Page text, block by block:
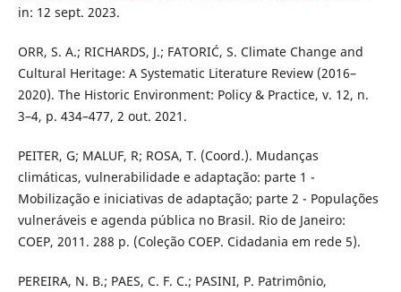
in: 12 sept. 2023.
ORR, S. A.; RICHARDS, J.; FATORIĆ, S. Climate Change and
Cultural Heritage: A Systematic Literature Review (2016–
2020). The Historic Environment: Policy & Practice, v. 12, n.
3–4, p. 434–477, 2 out. 2021.
PEITER, G; MALUF, R; ROSA, T. (Coord.). Mudanças
climáticas, vulnerabilidade e adaptação: parte 1 -
Mobilização e iniciativas de adaptação; parte 2 - Populações
vulneráveis e agenda pública no Brasil. Rio de Janeiro:
COEP, 2011. 288 p. (Coleção COEP. Cidadania em rede 5).
PEREIRA, N. B.; PAES, C. F. C.; PASINI, P. Patrimônio,